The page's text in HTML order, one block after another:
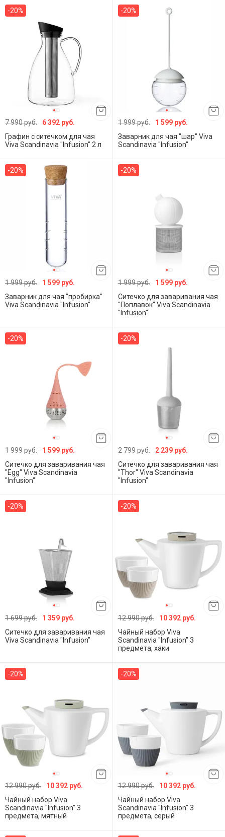
-20%
7 990 руб.
6 392 руб.
Графин с ситечком для чая
Viva Scandinavia "Infusion" 2 л
-20%
1 999 руб.
1 599 руб.
Заварник для чая "шар" Viva
Scandinavia "Infusion"
-20%
1 999 руб.
1 599 руб.
Заварник для чая "пробирка"
Viva Scandinavia "Infusion"
-20%
1 999 руб.
1 599 руб.
Ситечко для заваривания чая
"Поплавок" Viva Scandinavia
"Infusion"
-20%
1 999 руб.
1 599 руб.
Cитечко для заваривания чая
"Egg" Viva Scandinavia
"Infusion"
-20%
2 799 руб.
2 239 руб.
Cитечко для заваривания чая
"Thor" Viva Scandinavia
"Infusion"
-20%
1 699 руб.
1 359 руб.
Ситечко для заваривания чая
Viva Scandinavia "Infusion"
-20%
12 990 руб.
10 392 руб.
Чайный набор Viva
Scandinavia "Infusion" 3
предмета, хаки
-20%
12 990 руб.
10 392 руб.
Чайный набор Viva
Scandinavia "Infusion" 3
предмета, мятный
-20%
12 990 руб.
10 392 руб.
Чайный набор Viva
Scandinavia "Infusion" 3
предмета, серый